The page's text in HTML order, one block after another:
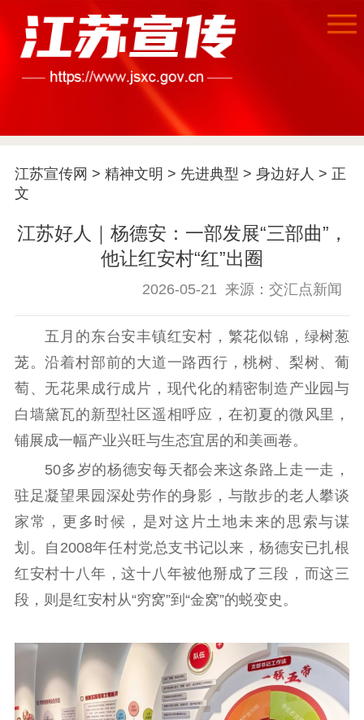
江苏要闻
公示公告
通知公告 信息公开制度
信息公开指南
信息公开年度报
告
政策法规
工作动态
理论武装
理论学习 宣传宣讲 研究阐释
社科强省 工作通知
成果集萃
江苏文脉
资料下载
江苏宣传网 > 精神文明 > 先进典型 > 身边好人 > 正
文
江苏好人｜杨德安：一部发展“三部曲”，
他让红安村“红”出圈
2026-05-21 来源：交汇点新闻
五月的东台安丰镇红安村，繁花似锦，绿树葱
茏。沿着村部前的大道一路西行，桃树、梨树、葡
萄、无花果成行成片，现代化的精密制造产业园与
白墙黛瓦的新型社区遥相呼应，在初夏的微风里，
铺展成一幅产业兴旺与生态宜居的和美画卷。
50多岁的杨德安每天都会来这条路上走一走，
驻足凝望果园深处劳作的身影，与散步的老人攀谈
家常，更多时候，是对这片土地未来的思索与谋
划。自2008年任村党总支书记以来，杨德安已扎根
红安村十八年，这十八年被他掰成了三段，而这三
段，则是红安村从“穷窝”到“金窝”的蜕变史。